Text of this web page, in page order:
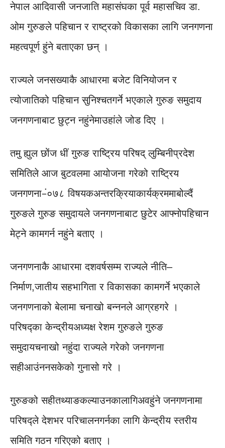
नेपाल आदिवासी जनजाति महासंघका पूर्व महासचिव डा.
ओम गुरुङले पहिचान र राष्ट्रको विकासका लागि जनगणना
महत्वपूर्ण हुंने बताएका छन् ।
राज्यले जनसख्याकै आधारमा बजेट विनियोजन र
त्योजातिको पहिचान सुनिश्चतगर्ने भएकाले गुरुङ समुदाय
जनगणनाबाट छुट्न नहुंनेमाउहांले जोड दिए ।
तमु ह्युल छोंज धीं गुरुङ राष्ट्रिय परिषद् लुम्बिनीप्रदेश
समितिले आज बुटवलमा आयोजना गरेको राष्ट्रिय
जनगणना–ं०७८ विषयकअन्तरक्रियाकार्यक्रममाबोल्दैं
गुरुङले गुरुङ समुदायले जनगणनाबाट छुटेर आफ्नोपहिचान
मेट्ने कामगर्न नहुंने बताए ।
जनगणनाकै आधारमा दशवर्षसम्म राज्यले नीति–
निर्माण,जातीय सहभागिता र विकासका कामगर्ने भएकाले
जनगणनाको बेलामा चनाखो बन्ननले आग्रहगरे ।
परिषद्का केन्द्रीयअध्यक्ष रेशम गुरुङले गुरुङ
समुदायचनाखो नहुंदा राज्यले गरेको जनगणना
सहीआउंननसकेको गुनासो गरे ।
गुरुङको सहीतथ्याङकल्याउनकालागिअवहुंने जनगणनामा
परिषद्ले देशभर परिचालनगर्नका लागि केन्द्रीय स्तरीय
समिति गठन गरिएको बताए ।